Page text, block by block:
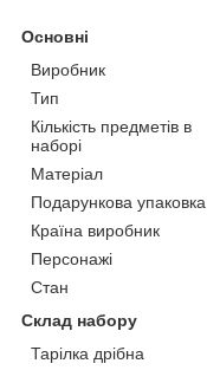
Основні
Виробник
Тип
Кількість предметів в
наборі
Матеріал
Подарункова упаковка
Країна виробник
Персонажі
Стан
Склад набору
Тарілка дрібна